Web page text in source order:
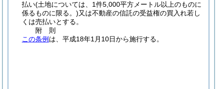
払い(土地については、1件5,000平方メートル以上のものに
係るものに限る。)又は不動産の信託の受益権の買入れ若し
くは売払いとする。
附 則
この条例 は、平成18年1月10日から施行する。